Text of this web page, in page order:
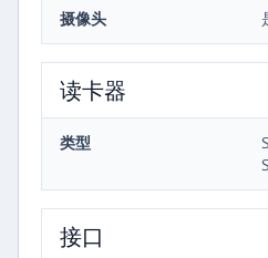
摄像头
读卡器
类型
接口